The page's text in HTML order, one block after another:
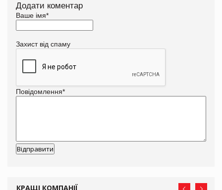
Додати коментар
Ваше імя*
Захист від спаму
Повідомлення*
КРАЩІ КОМПАНІЇ